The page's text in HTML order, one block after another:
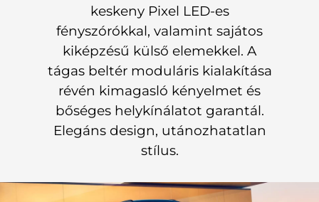
keskeny Pixel LED-es
fényszórókkal, valamint sajátos
kiképzésű külső elemekkel. A
tágas beltér moduláris kialakítása
révén kimagasló kényelmet és
bőséges helykínálatot garantál.
Elegáns design, utánozhatatlan
stílus.